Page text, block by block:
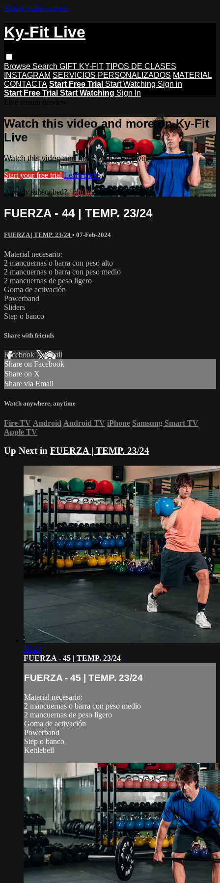
Skip to main content
Ky-Fit Live
Browse Search GIFT KY-FIT TIPOS DE CLASES
INSTAGRAM SERVICIOS PERSONALIZADOS MATERIAL
CONTACTA Start Free Trial Start Watching Sign in
Start Free Trial Start Watching Sign In
Watch this video and more on Ky-Fit
Live
Watch this video and more on Ky-Fit Live
Start your free trial Learn more
Already subscribed?Sign in
FUERZA - 44 | TEMP. 23/24
FUERZA | TEMP. 23/24 • 07-Feb-2024
Material necesario:
2 mancuernas o barra con peso alto
2 mancuernas o barra con peso medio
2 mancuernas de peso ligero
Goma de activación
Powerband
Sliders
Step o banco
Share with friends
Facebook XEmail
Share on Facebook
Share on X
Share via Email
Watch anywhere, anytime
Fire TV Android Android TV iPhone Samsung Smart TV
Apple TV
Up Next in FUERZA | TEMP. 23/24
56:43
FUERZA - 45 | TEMP. 23/24
FUERZA - 45 | TEMP. 23/24
Material necesario:
2 mancuernas o barra con peso medio
2 mancuernas de peso ligero
Goma de activación
Powerband
Step o banco
Kettlebell